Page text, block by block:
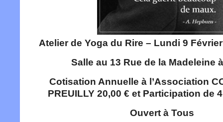
Atelier de Yoga du Rire – Lundi 9
Salle au 13 Rue de la Madeleine
Cotisation Annuelle à l’Association
PREUILLY 20,00 € et Participation de
Ouvert à Tous